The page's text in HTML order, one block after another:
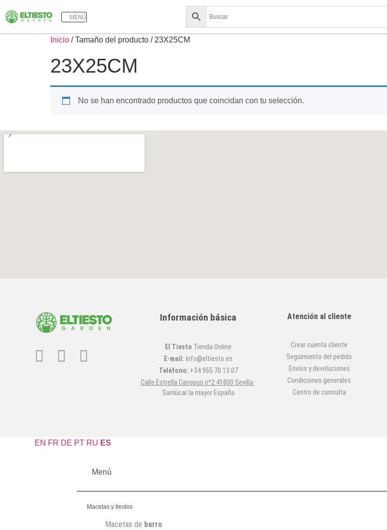
MENÚ
Inicio / Tamaño del producto / 23X25CM
23X25CM
No se han encontrado productos que coincidan con tu selección.
Información básica
El Tiesto Tienda Online
E-mail: Info@eltiesto.es
Teléfono: +34 955 70 13 07
Calle Estrella Canopus nº2 41800 Sevilla ·
Sanlúcar la mayor España
Atención al cliente
Crear cuenta cliente
Seguimiento del pedido
Envíos y devoluciones
Condiciones generales
Centro de consulta
EN FR DE PT RU ES
Menú
Macetas y tiestos
Macetas de barro